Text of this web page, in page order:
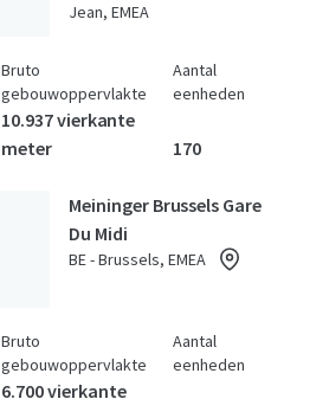
Jean, EMEA
Bruto
gebouwoppervlakte
10.937 vierkante
meter
Aantal
eenheden
170
Meininger Brussels Gare
Du Midi
BE - Brussels, EMEA
Bruto
gebouwoppervlakte
6.700 vierkante
Aantal
eenheden